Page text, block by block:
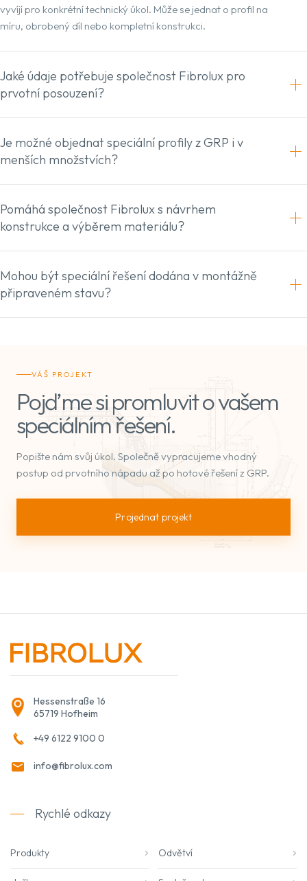
vyvíjí pro konkrétní technický úkol. Může se jednat o profil na
míru, obrobený díl nebo kompletní konstrukci.
Jaké údaje potřebuje společnost Fibrolux pro
prvotní posouzení?
Je možné objednat speciální profily z GRP i v
menších množstvích?
Pomáhá společnost Fibrolux s návrhem
konstrukce a výběrem materiálu?
Mohou být speciální řešení dodána v montážně
připraveném stavu?
VÁŠ PROJEKT
Pojďme si promluvit o vašem
speciálním řešení.
Popište nám svůj úkol. Společně vypracujeme vhodný
postup od prvotního nápadu až po hotové řešení z GRP.
Projednat projekt
Hessenstraße 16
65719 Hofheim
+49 6122 9100 0
info@fibrolux.com
Rychlé odkazy
Produkty Odvětví